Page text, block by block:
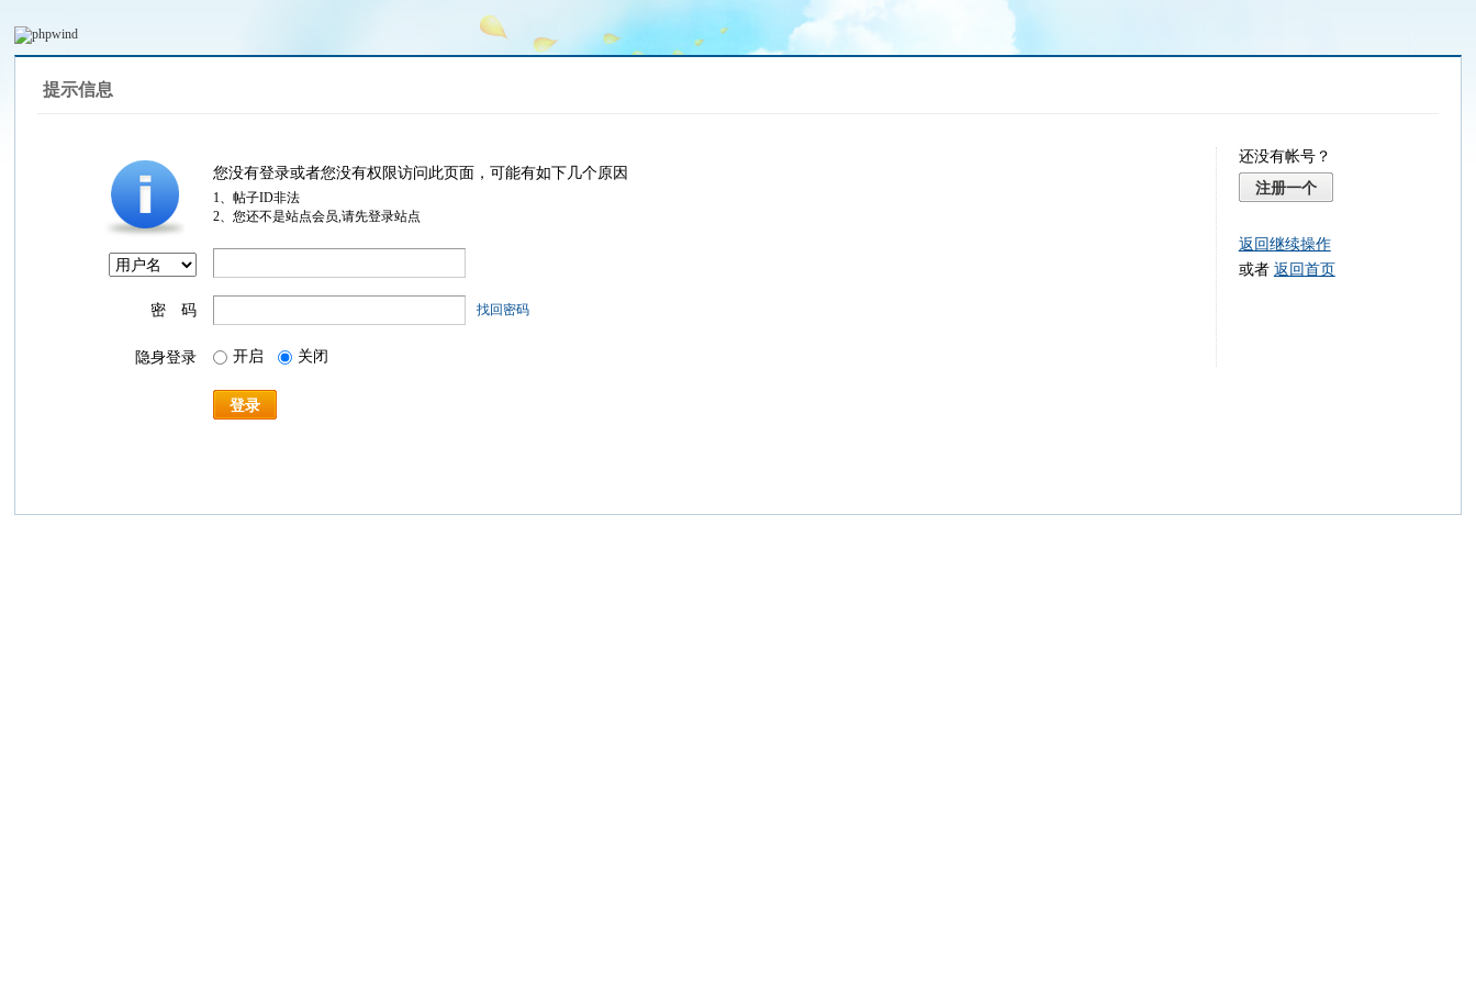
提示信息
您没有登录或者您没有权限访问此页面，可能有如下几个原因
1、帖子ID非法
2、您还不是站点会员,请先登录站点
密 码 找回密码
隐身登录 开启 关闭
登录
还没有帐号？
注册一个
返回继续操作
或者 返回首页